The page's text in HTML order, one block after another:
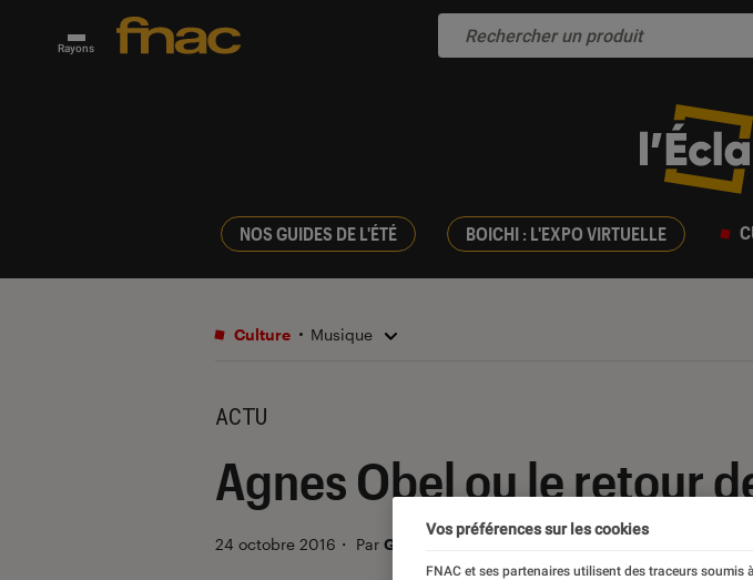
Rayons
NOS GUIDES DE L'ÉTÉ BOICHI : L'EXPO VIRTUELLE
Culture Musique
ACTU
Agnes Obel ou le retour
24 octobre 2016 ・ Par Gaël
Vos préférences sur les cookies
FNAC et ses partenaires utilisent des traceurs